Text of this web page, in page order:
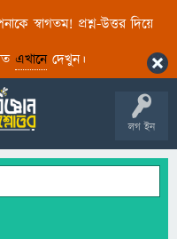
স্বাগতম! প্রশ্ন-উত্তর দিয়ে
এখানেদেখুন।
লগ ইন